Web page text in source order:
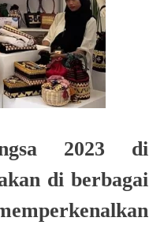
2023 di
di berbagai